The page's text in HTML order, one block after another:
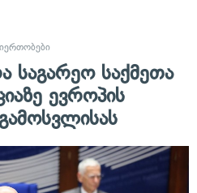
საგარეო საქმეთა
ევროპის